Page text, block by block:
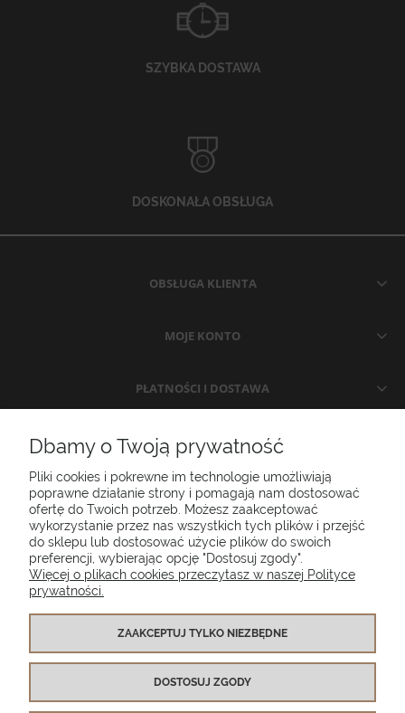
SZYBKA DOSTAWA
DOSKONAŁA OBSŁUGA
OBSŁUGA KLIENTA
MOJE KONTO
PŁATNOŚCI I DOSTAWA
INFORMACJE
O NAS
Poduszki ogrodowe Setgarden.com | Lubelska 1A, 10-409 Olsztyn |
NIP: 7391986025
(+48) 885 281 885 biuro@setgarden.com
FACEBOOK PINTEREST
Dbamy o Twoją prywatność
Pliki cookies i pokrewne im technologie umożliwiają
poprawne działanie strony i pomagają nam dostosować
ofertę do Twoich potrzeb. Możesz zaakceptować
wykorzystanie przez nas wszystkich tych plików i przejść
do sklepu lub dostosować użycie plików do swoich
preferencji, wybierając opcję "Dostosuj zgody".
Więcej o plikach cookies przeczytasz w naszej Polityce
prywatności.
ZAAKCEPTUJ TYLKO NIEZBĘDNE
DOSTOSUJ ZGODY